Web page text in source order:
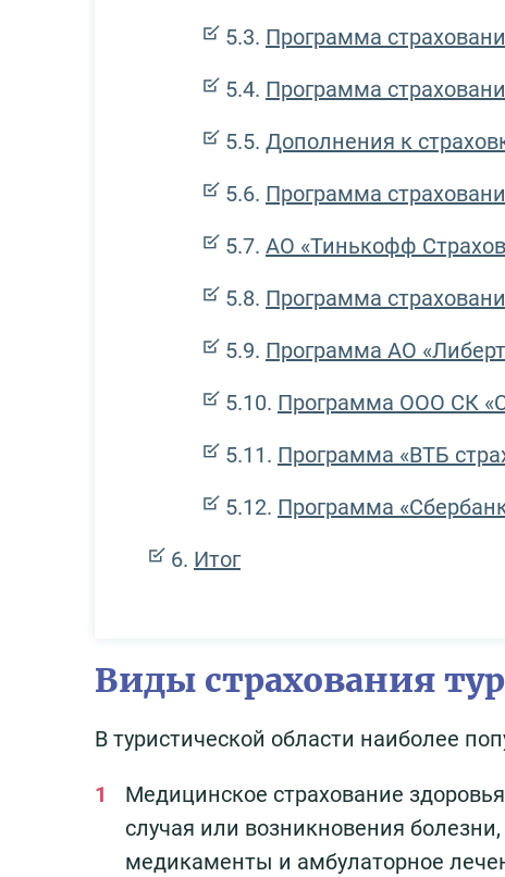
Программа
Программа
Дополнения к
Программа
АО «Тинькофф
Программа
Программа АО
Программа ООО СК
Программа «ВТБ
Программа
Итог
Виды страхования
В туристической области наиболее
Медицинское страхование
случая или возникновения
медикаменты и амбулаторное